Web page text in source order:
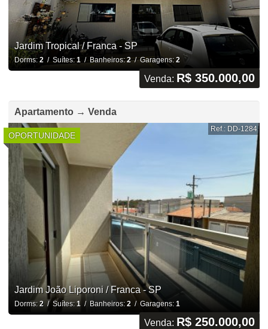
Jardim Tropical / Franca - SP
Dorms: 2/ Suítes: 1/ Banheiros:2/ Garagens: 2
Venda: R$ 350.000,00
Apartamento → Venda
OPORTUNIDADE
Ref.: DD-1284
Jardim João Liporoni / Franca - SP
Dorms: 2/ Suítes: 1/ Banheiros: 2/ Garagens: 1
Venda: R$ 250.000,00